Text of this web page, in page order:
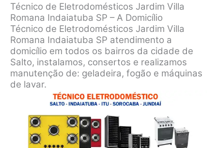
Técnico de Eletrodomésticos Jardim Villa
Romana Indaiatuba SP – A Domicílio
Técnico de Eletrodomésticos Jardim Villa
Romana Indaiatuba SP atendimento a
domicílio em todos os bairros da cidade de
Salto, instalamos, consertos e realizamos
manutenção de: geladeira, fogão e máquinas
de lavar.